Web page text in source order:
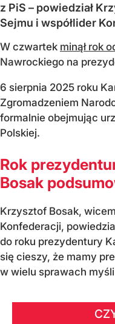
z PiS – powiedział
Sejmu i współlider
W czwartek minął rok
Nawrockiego na
6 sierpnia 2025 roku
Zgromadzeniem
formalnie obejmując
Polskiej.
Rok
Bosak
Krzysztof Bosak,
Konfederacji,
do roku prezydentury
się cieszy, że mamy
w wielu sprawach